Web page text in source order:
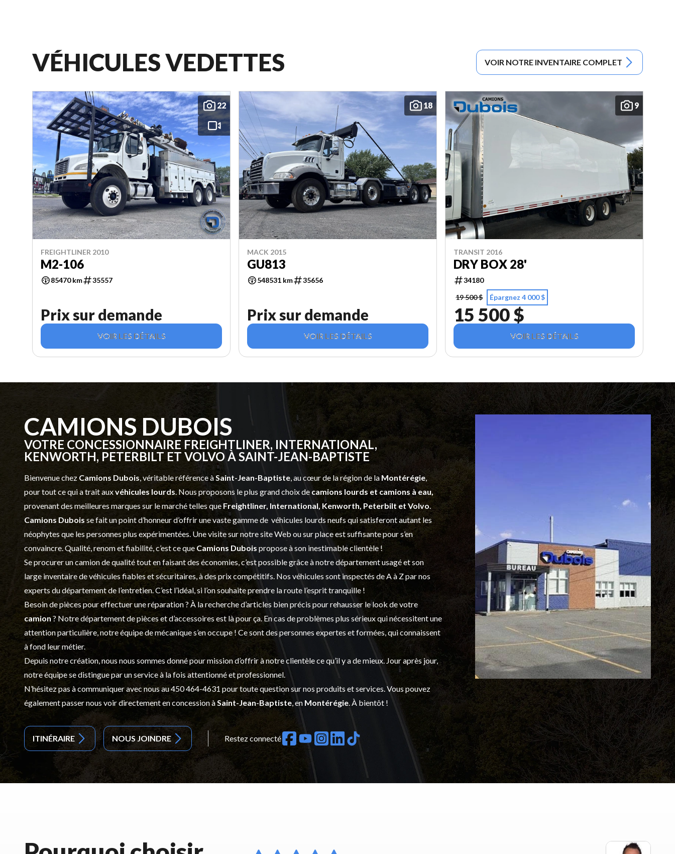
VÉHICULES VEDETTES VOIR NOTRE INVENTAIRE COMPLET
22
FREIGHTLINER 2010
M2-106
85470 km 35557
Prix sur demande
VOIR LES DÉTAILS
18
MACK 2015
GU813
548531 km 35656
Prix sur demande
VOIR LES DÉTAILS
9
TRANSIT 2016
DRY BOX 28'
34180
19 500 $
Épargnez 4 000 $
15 500 $
VOIR LES DÉTAILS
CAMIONS DUBOIS
VOTRE CONCESSIONNAIRE FREIGHTLINER, INTERNATIONAL,
KENWORTH, PETERBILT ET VOLVO À SAINT-JEAN-BAPTISTE
Bienvenue chez Camions Dubois, véritable référence àSaint-Jean-Baptiste, au cœur de la région de la Montérégie,
pour tout ce qui a trait auxvéhicules lourds. Nous proposons le plus grand choix de camions lourds et camions à eau,
provenant des meilleures marques sur le marché telles que Freightliner, International, Kenworth, Peterbilt et Volvo.
Camions Dubois se fait un point d’honneur d’offrir une vaste gamme de véhicules lourds neufsqui satisferont autant les
néophytes que les personnes plus expérimentées. Une visite sur notre site Web ou sur place est suffisante pour s’en
convaincre. Qualité, renom et fiabilité, c’est ce que Camions Dubois propose à son inestimable clientèle !
Se procurer un camion de qualité tout en faisant des économies, c’est possible grâce à notredépartement usagéet son
large inventaire de véhicules fiables et sécuritaires, à des prix compétitifs. Nos véhicules sont inspectés de A à Z par nos
experts du département de l’entretien. C’est l’idéal, si l’on souhaite prendre la route l’esprit tranquille !
Besoin de pièces pour effectuer une réparation ? À la recherche d’articles bien précis pour rehausser le look de votre
camion ? Notre département depièces et d’accessoires est là pour ça. En cas de problèmes plus sérieux qui nécessitent une
attention particulière, notre équipe de mécanique s’en occupe ! Ce sont des personnes expertes et formées, qui connaissent
à fond leur métier.
Depuis notre création, nous nous sommes donné pour mission d’offrir à notre clientèle ce qu’il y a de mieux. Jour après jour,
notre équipe se distingue par un service à la fois attentionné et professionnel.
N’hésitez pas à communiquer avec nous au450 464-4631 pour toute question sur nos produits et services. Vous pouvez
également passer nous voir directement en concession àSaint-Jean-Baptiste, en Montérégie. À bientôt !
ITINÉRAIRE NOUS JOINDRE Restez connecté